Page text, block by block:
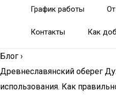
График работы
Контакты Как
Блог ›
Древнеславянский оберег
использования. Как